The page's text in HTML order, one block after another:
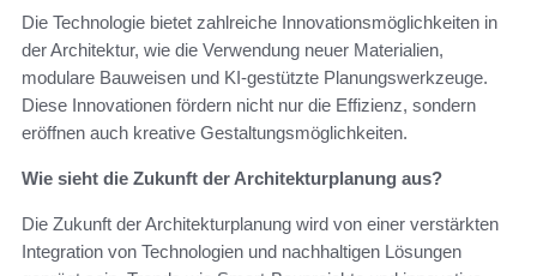
Die Technologie bietet zahlreiche Innovationsmöglichkeiten in
der Architektur, wie die Verwendung neuer Materialien,
modulare Bauweisen und KI-gestützte Planungswerkzeuge.
Diese Innovationen fördern nicht nur die Effizienz, sondern
eröffnen auch kreative Gestaltungsmöglichkeiten.
Wie sieht die Zukunft der Architekturplanung aus?
Die Zukunft der Architekturplanung wird von einer verstärkten
Integration von Technologien und nachhaltigen Lösungen